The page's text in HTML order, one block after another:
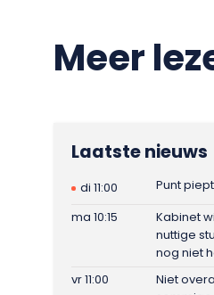
Meer
Laatste nieuws
di 11:00
Punt
ma 10:15
Kabinet
nuttige
nog niet
vr 11:00
Niet